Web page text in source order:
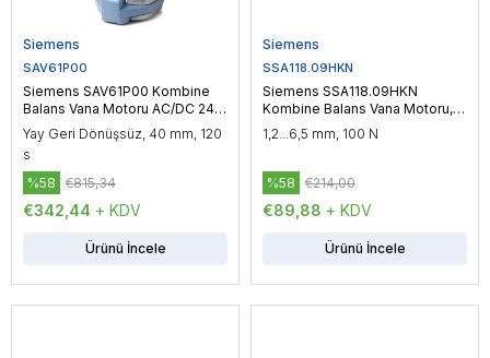
Siemens
SAV61P00
Siemens SAV61P00 Kombine
Balans Vana Motoru AC/DC 24
V, DC 0…10 V/ DC 4…20 mA,
Oransal Kontrol, 1100 N
Yay Geri Dönüşsüz, 40 mm, 120
s
€342,44 + KDV
%58 €815,34
Ürünü İncele
Siemens
SSA118.09HKN
Siemens SSA118.09HKN
Kombine Balans Vana Motoru,
100 N, KNX, DC 24 V, 50/100 sn
1,2...6,5 mm, 100 N
€89,88 + KDV
%58 €214,00
Ürünü İncele